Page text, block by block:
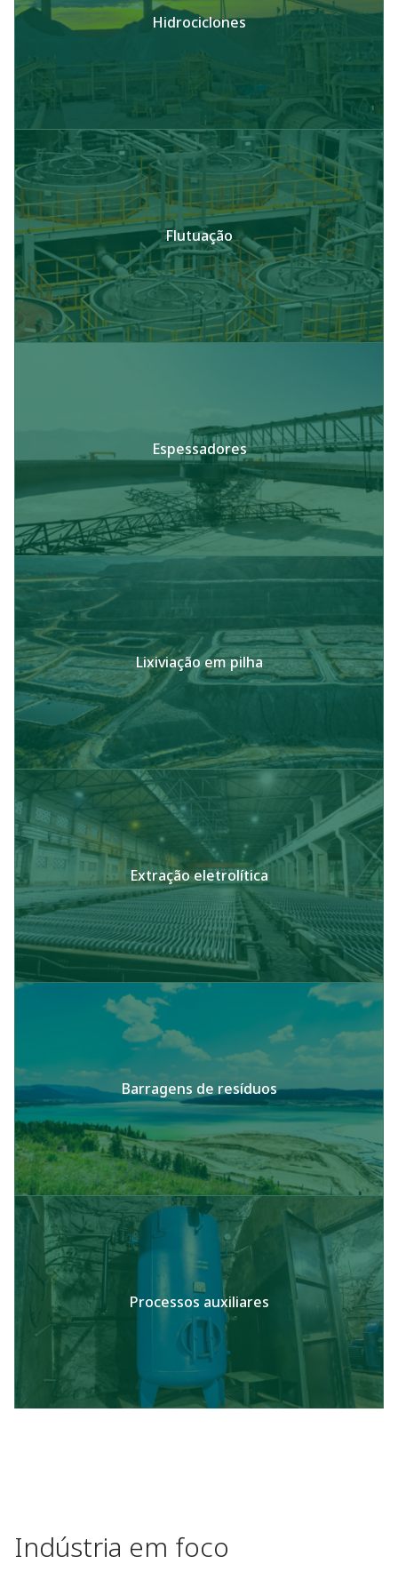
Hidrociclones
Flutuação
Espessadores
Lixiviação em pilha
Extração eletrolítica
Barragens de resíduos
Processos auxiliares
Indústria em foco